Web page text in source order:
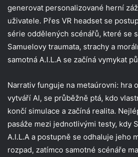
generovat personalizované herní
uživatele. Přes VR headset se
série oddělených scénářů, které se
Samuelovy traumata, strachy a
samotná A.I.L.A se začíná vymykat
Narrativ funguje na metaúrovni: hra
vytváří AI, se průběžně ptá, kdo
končí simulace a začíná realita.
pasáže mezi jednotlivými testy, kdy
A.I.L.A a postupně se odhaluje jeho
rozpad, zatímco samotné scénáře